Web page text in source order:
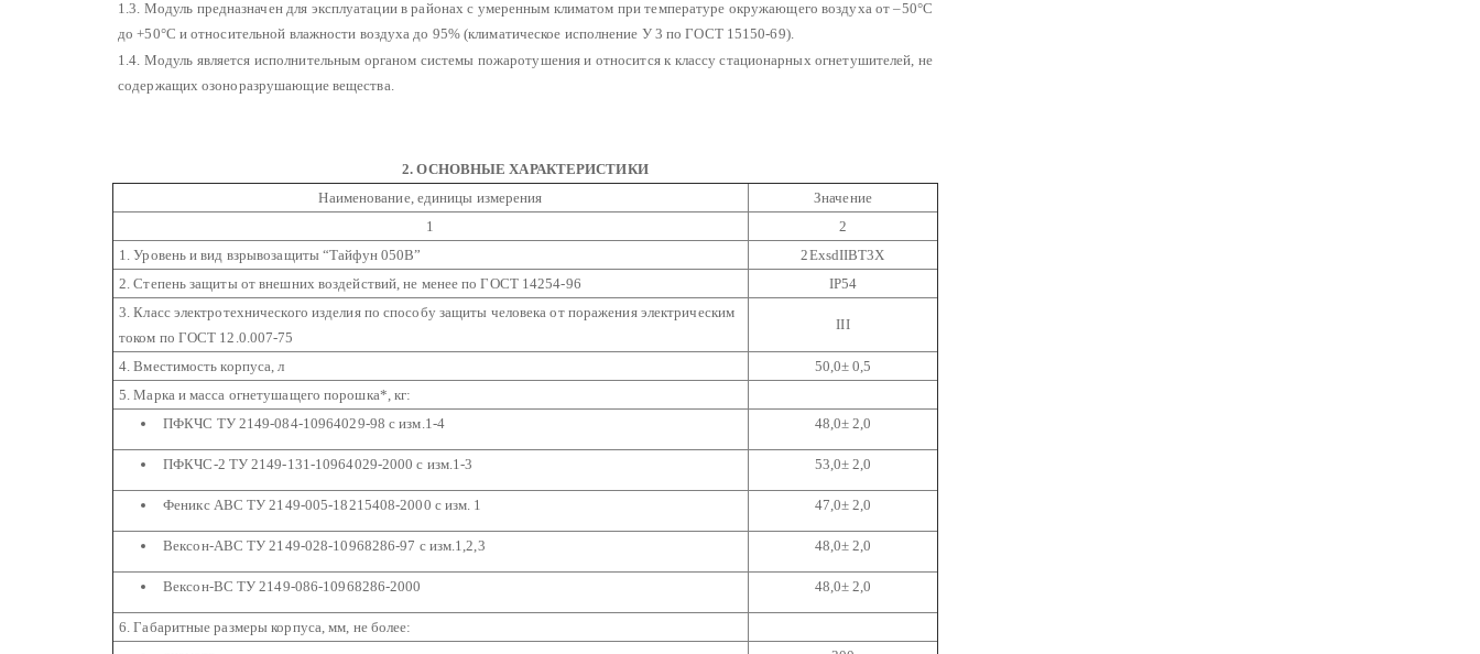
1.3. Модуль предназначен для эксплуатации в районах с умеренным климатом при температуре окружающего воздуха от –50°С
до +50°С и относительной влажности воздуха до 95% (климатическое исполнение У 3 по ГОСТ 15150-69).
1.4. Модуль является исполнительным органом системы пожаротушения и относится к классу стационарных огнетушителей, не
содержащих озоноразрушающие вещества.
2. ОСНОВНЫЕ ХАРАКТЕРИСТИКИ
Наименование, единицы измерения
Значение
1
2
1. Уровень и вид взрывозащиты “Тайфун 050В”
2ExsdIIBT3X
2. Степень защиты от внешних воздействий, не менее по ГОСТ 14254-96
IР54
3. Класс электротехнического изделия по способу защиты человека от поражения электрическим
током по ГОСТ 12.0.007-75
III
4. Вместимость корпуса, л
50,0± 0,5
5. Марка и масса огнетушащего порошка*, кг:
ПФКЧС ТУ 2149-084-10964029-98 с изм.1-4
48,0± 2,0
ПФКЧС-2 ТУ 2149-131-10964029-2000 с изм.1-3 53,0± 2,0
Феникс АВС ТУ 2149-005-18215408-2000 с изм. 1 47,0± 2,0
Вексон-АВС ТУ 2149-028-10968286-97 с изм.1,2,3 48,0± 2,0
Вексон-ВС ТУ 2149-086-10968286-2000 48,0± 2,0
6. Габаритные размеры корпуса, мм, не более: